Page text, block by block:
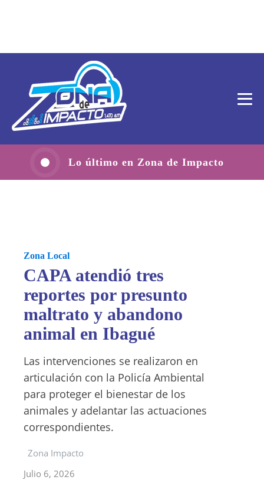
Lo último en Zona de Impacto
Zona Local
CAPA atendió tres
reportes por presunto
maltrato y abandono
animal en Ibagué
Las intervenciones se realizaron en
articulación con la Policía Ambiental
para proteger el bienestar de los
animales y adelantar las actuaciones
correspondientes.
Zona Impacto
Julio 6, 2026